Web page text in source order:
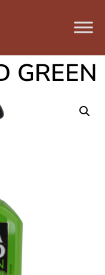
GREEN